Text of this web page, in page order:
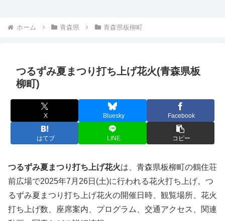
ホーム 青森県 青森県板柳町
つるずみ夏まつり打ち上げ花火(青森県板
柳町)
X Bluesky Facebook
はてブ LINE コピー
つるずみ夏まつり打ち上げ花火は、青森県板柳町の鶴住荘
前広場で2025年7月26日(土)に行われる花火打ち上げ。つ
るずみ夏まつり打ち上げ花火の開催日時、観覧場所、花火
打ち上げ数、座席案内、プログラム、交通アクセス、関連